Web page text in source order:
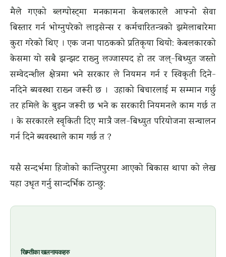
t
n
मैले गएको ब्लग्पोस्ट्मा मनकामना केबलकारले आफ्नो सेवा
बिस्तार गर्न भोग्नुपरेको लाइसेन्स र कर्मचारितन्त्रको झमेलाबारेमा
कुरा गरेको थिए । एक जना पाठकको प्रतिकृया थियो: केबलकारको
केसमा यो सबै झन्झट राख्नु लज्जास्पद हो तर जल्-बिध्युत जस्तो
सम्वेदन्शील क्षेत्रमा भने सरकार ले नियमन गर्न र स्विकृती दिने-
नदिने ब्यवस्था राख्न जरूरी छ । उहाको बिचारलाई म सम्मान गर्छु
तर हमिले के बुझ्न जरूरी छ भने क सरकारी नियमनले काम गर्छ त
। के सरकारले स्वृकिती दिए मात्रै जल-बिध्युत परियोजना सन्चालन
गर्न दिने ब्यवस्थाले काम गर्छ त ?
यसै सन्दर्भमा हिजोको कान्तिपुरमा आएको बिकास थापा को लेख
यहा उधृत गर्नु सान्दर्भिक ठान्छु:
खिम्तीका खलनायकहरु